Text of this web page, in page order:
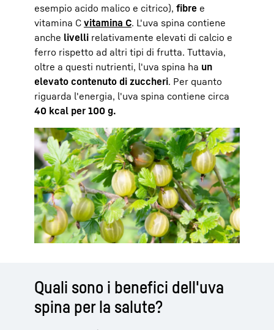
esempio acido malico e citrico), fibre e
vitamina C vitamina C. L'uva spina contiene
anche livelli relativamente elevati di calcio e
ferro rispetto ad altri tipi di frutta. Tuttavia,
oltre a questi nutrienti, l'uva spina ha un
elevato contenuto di zuccheri. Per quanto
riguarda l'energia, l'uva spina contiene circa
40 kcal per 100 g.
Quali sono i benefici dell'uva
spina per la salute?